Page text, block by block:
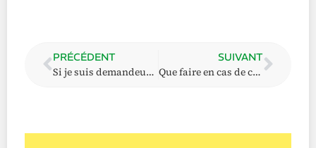
PRÉCÉDENT
Si je suis demandeur(se) d’asile, ai-je droit à l’aide sociale ?
SUIVANT
Que faire en cas de conflits de compétence entre les CPAS (ou de déménagement) ?